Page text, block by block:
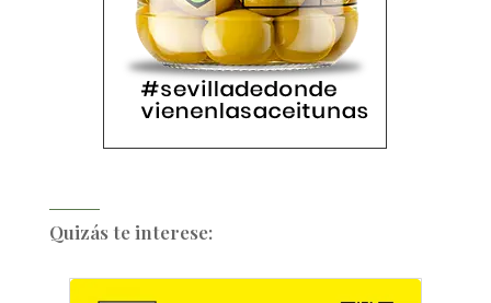
Quizás te interese: